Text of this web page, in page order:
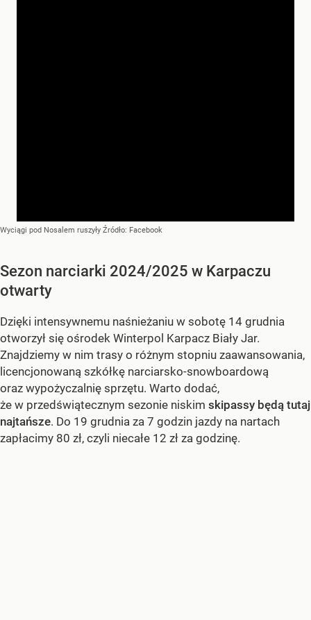
Wyciągi pod Nosalem ruszyły Źródło: Facebook
Sezon narciarki 2024/2025 w Karpaczu
otwarty
Dzięki intensywnemu naśnieżaniu w sobotę 14 grudnia
otworzył się ośrodek Winterpol Karpacz Biały Jar.
Znajdziemy w nim trasy o różnym stopniu zaawansowania,
licencjonowaną szkółkę narciarsko-snowboardową
oraz wypożyczalnię sprzętu. Warto dodać,
że w przedświątecznym sezonie niskim skipassy będą tutaj
najtańsze. Do 19 grudnia za 7 godzin jazdy na nartach
zapłacimy 80 zł, czyli niecałe 12 zł za godzinę.